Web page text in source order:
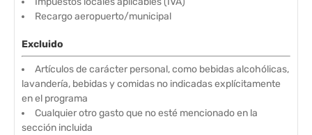
Recargo aeropuerto/municipal
Excluido
Artículos de carácter personal, como bebidas alcohólicas,
lavandería, bebidas y comidas no indicadas explícitamente
en el programa
Cualquier otro gasto que no esté mencionado en la
sección incluida